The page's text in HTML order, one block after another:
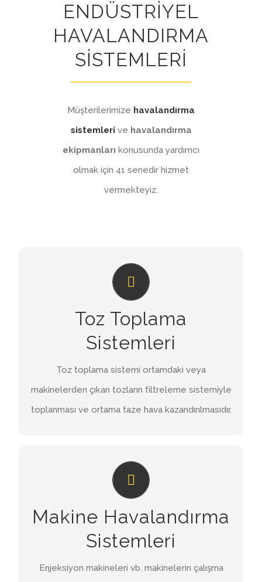
ENDÜSTRİYEL
HAVALANDIRMA
SİSTEMLERİ
Müşterilerimize havalandırma
sistemleri ve havalandırma
ekipmanları konusunda yardımcı
olmak için 41 senedir hizmet
vermekteyiz.
Toz Toplama
Sistemleri
Toz toplama sistemi ortamdaki veya
makinelerden çıkan tozların filtreleme sistemiyle
toplanması ve ortama taze hava kazandırılmasıdır.
TOZ TOPLAMA SISTEMLERI
Toz toplama sistemi ortamdaki veya
makinelerden çıkan tozların filtreleme sistemiyle
toplanmasıdır.
İNCELE
Makine Havalandırma
Sistemleri
Enjeksiyon makineleri vb. makinelerin çalışma
MAKINE HAVALANDIRMA SISTEMLERI
Enjeksiyon makineleri vb. makinelerin çalışma
esnasında çıkarmış oldukları koku ve dumanı
tahliye etme sistemidir.
İNCELE